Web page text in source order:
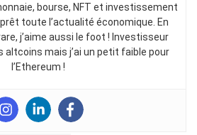
bourse, NFT et investissement
toute l’actualité économique. En
j’aime aussi le foot ! Investisseur
altcoins mais j’ai un petit faible pour
l’Ethereum !